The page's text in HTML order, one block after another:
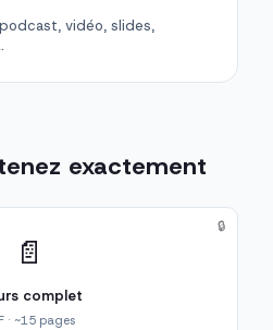
vidéo, slides,
exactement
📄
complet
· ~15 pages
🔒